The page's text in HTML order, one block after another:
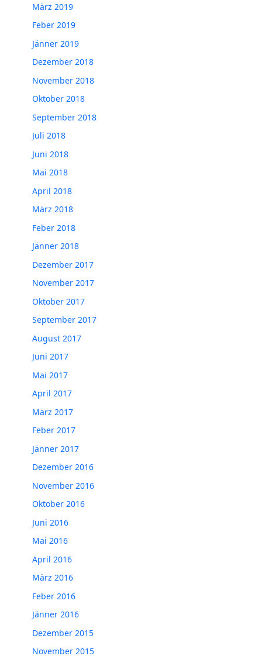
März 2019
Feber 2019
Jänner 2019
Dezember 2018
November 2018
Oktober 2018
September 2018
Juli 2018
Juni 2018
Mai 2018
April 2018
März 2018
Feber 2018
Jänner 2018
Dezember 2017
November 2017
Oktober 2017
September 2017
August 2017
Juni 2017
Mai 2017
April 2017
März 2017
Feber 2017
Jänner 2017
Dezember 2016
November 2016
Oktober 2016
Juni 2016
Mai 2016
April 2016
März 2016
Feber 2016
Jänner 2016
Dezember 2015
November 2015